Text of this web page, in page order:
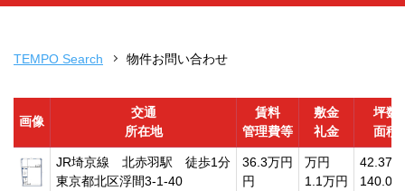
TEMPO Search 物件お問い合わせ
画像
交通
所在地
賃料
管理費等
敷金
礼金
坪数
面積
JR埼京線 北赤羽駅 徒歩1分
東京都北区浮間3-1-40
36.3万円
円
万円
1.1万円
42.37坪
140.09